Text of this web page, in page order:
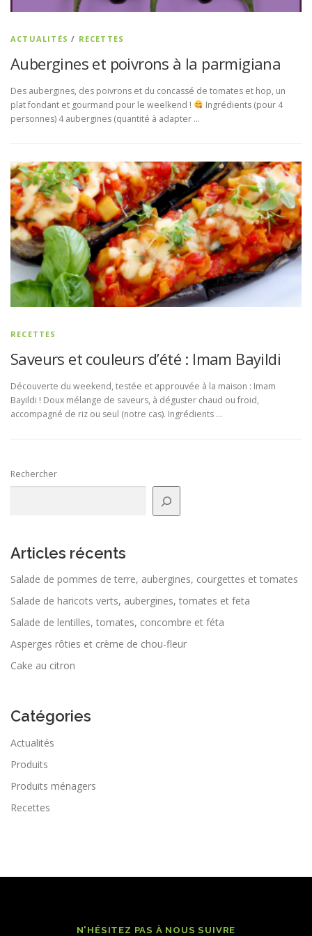
ACTUALITÉS / RECETTES
Aubergines et poivrons à la parmigiana
Des aubergines, des poivrons et du concassé de tomates et hop, un
plat fondant et gourmand pour le weelkend !
Ingrédients (pour 4
personnes) 4 aubergines (quantité à adapter …
RECETTES
Saveurs et couleurs d’été : Imam Bayildi
Découverte du weekend, testée et approuvée à la maison : Imam
Bayildi ! Doux mélange de saveurs, à déguster chaud ou froid,
accompagné de riz ou seul (notre cas). Ingrédients …
Rechercher
Articles récents
Salade de pommes de terre, aubergines, courgettes et tomates
Salade de haricots verts, aubergines, tomates et feta
Salade de lentilles, tomates, concombre et féta
Asperges rôties et crème de chou-fleur
Cake au citron
Catégories
Actualités
Produits
Produits ménagers
Recettes
N'HÉSITEZ PAS À NOUS SUIVRE